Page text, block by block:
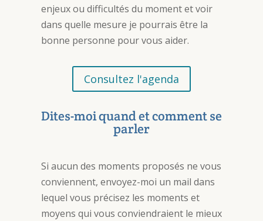
enjeux ou difficultés du moment et voir
dans quelle mesure je pourrais être la
bonne personne pour vous aider.
Consultez l'agenda
Dites-moi quand et comment se
parler
Si aucun des moments proposés ne vous
conviennent, envoyez-moi un mail dans
lequel vous précisez les moments et
moyens qui vous conviendraient le mieux